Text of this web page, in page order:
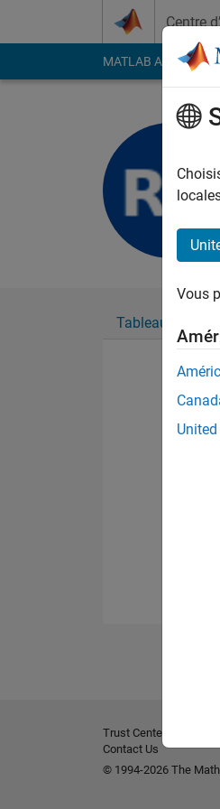
Centre
MATLAB Answers
Tableau de bord
Vous
Trust Center
Contact Us
© 1994-2026 The